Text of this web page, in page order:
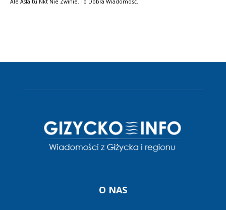
Ale Asfaltu Nkt Nie Zwinie. To Dobra Wiadomość.
O NAS